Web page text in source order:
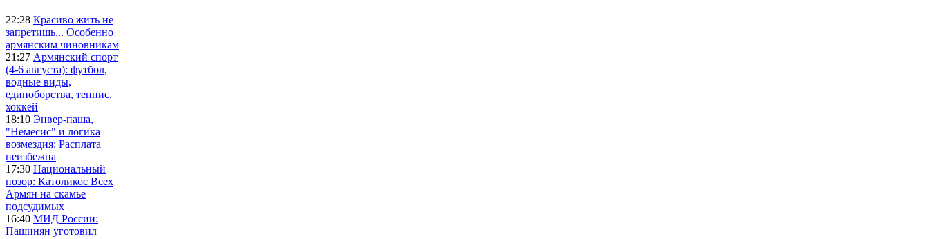
22:28 Красиво жить не
запретишь... Особенно
армянским чиновникам
21:27 Армянский спорт
(4-6 августа): футбол,
водные виды,
единоборства, теннис,
хоккей
18:10 Энвер-паша,
"Немесис" и логика
возмездия: Расплата
неизбежна
17:30 Национальный
позор: Католикос Всех
Армян на скамье
подсудимых
16:40 МИД России:
Пашинян уготовил